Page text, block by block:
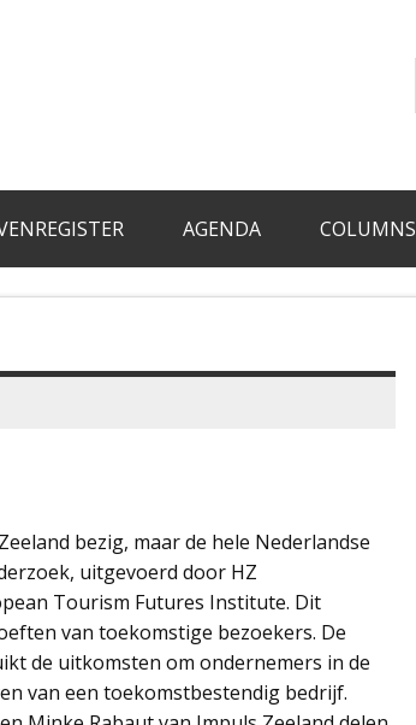
AGENDA COLUMNS
bezig, maar de hele Nederlandse
uitgevoerd door HZ
Tourism Futures Institute. Dit
van toekomstige bezoekers. De
de uitkomsten om ondernemers in de
van een toekomstbestendig bedrijf.